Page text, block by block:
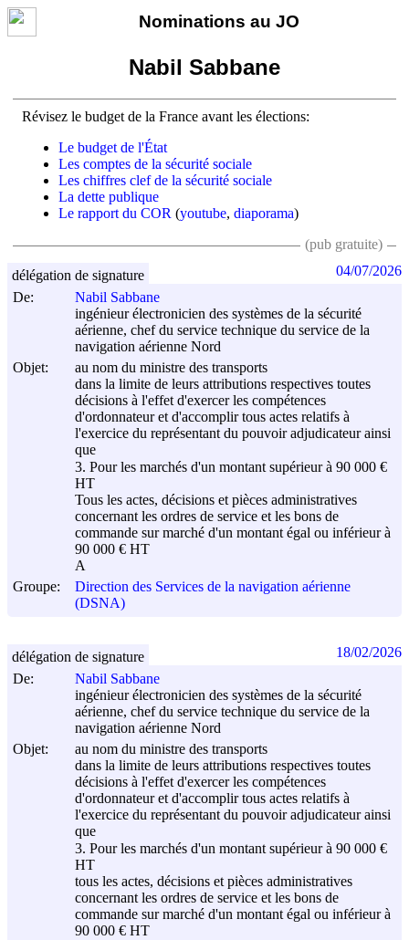
Nominations au JO
Nabil Sabbane
Révisez le budget de la France avant les élections:
Le budget de l'État
Les comptes de la sécurité sociale
Les chiffres clef de la sécurité sociale
La dette publique
Le rapport du COR (youtube, diaporama)
(pub gratuite)
De:
Nabil Sabbane
ingénieur électronicien des systèmes de la sécurité
aérienne, chef du service technique du service de la
navigation aérienne Nord
Objet:
au nom du ministre des transports
dans la limite de leurs attributions respectives toutes
décisions à l'effet d'exercer les compétences
d'ordonnateur et d'accomplir tous actes relatifs à
l'exercice du représentant du pouvoir adjudicateur ainsi
que
3. Pour les marchés d'un montant supérieur à 90 000 €
HT
Tous les actes, décisions et pièces administratives
concernant les ordres de service et les bons de
commande sur marché d'un montant égal ou inférieur à
90 000 € HT
A
Groupe:
Direction des Services de la navigation aérienne
(DSNA)
délégation de signature 04/07/2026
De:
Nabil Sabbane
ingénieur électronicien des systèmes de la sécurité
aérienne, chef du service technique du service de la
navigation aérienne Nord
Objet:
au nom du ministre des transports
dans la limite de leurs attributions respectives toutes
décisions à l'effet d'exercer les compétences
d'ordonnateur et d'accomplir tous actes relatifs à
l'exercice du représentant du pouvoir adjudicateur ainsi
que
3. Pour les marchés d'un montant supérieur à 90 000 €
HT
tous les actes, décisions et pièces administratives
concernant les ordres de service et les bons de
commande sur marché d'un montant égal ou inférieur à
90 000 € HT
délégation de signature 18/02/2026